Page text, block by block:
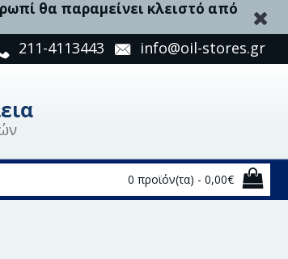
θα παραμείνει κλειστό από
211-4113443 info@oil-stores.gr
0 προϊόν(τα) - 0,00€